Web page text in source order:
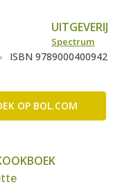
UITGEVERIJ
Spectrum
ISBN 9789000400942
OP BOL.COM